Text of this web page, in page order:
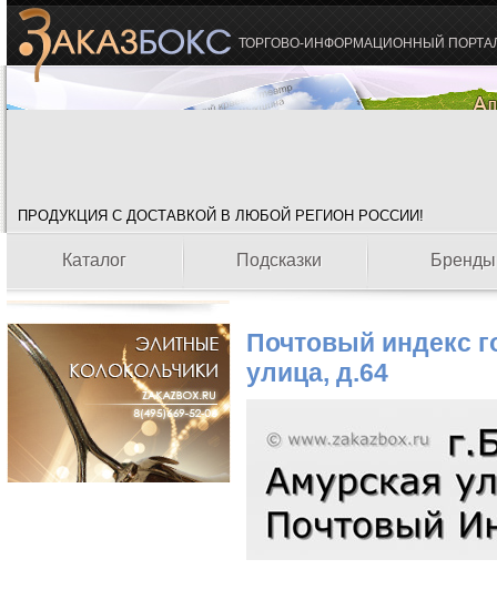
ТОРГОВО-ИНФОРМАЦИОННЫЙ
ПРОДУКЦИЯ С ДОСТАВКОЙ В ЛЮБОЙ РЕГИОН РОССИИ!
Каталог Подсказки Бренды
Почтовый индекс
улица, д.64